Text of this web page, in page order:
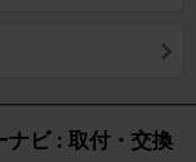
ナビ : 取付・交換